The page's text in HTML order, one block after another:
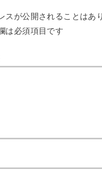
スが公開されることはあ
は必須項目です